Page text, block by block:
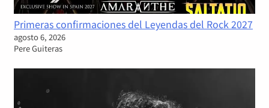
Primeras confirmaciones del Leyendas del Rock 2027
agosto 6, 2026
Pere Guiteras